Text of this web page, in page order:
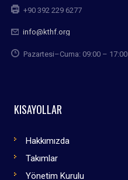
+90 392 229 6277
info@kthf.org
Pazartesi–Cuma: 09:00 – 17:00
KISAYOLLAR
Hakkımızda
Takımlar
Yönetim Kurulu